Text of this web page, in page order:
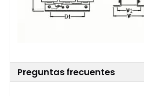
Preguntas frecuentes